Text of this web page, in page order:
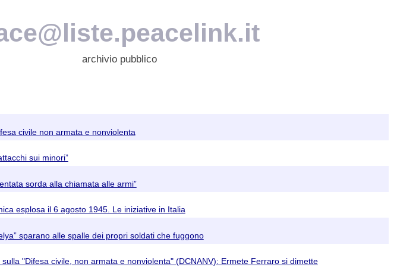
archivio pubblico
civile non armata e nonviolenta
sui minori”
sorda alla chiamata alle armi”
esplosa il 6 agosto 1945. Le iniziative in Italia
sparano alle spalle dei propri soldati che fuggono
"Difesa civile, non armata e nonviolenta" (DCNANV): Ermete Ferraro si dimette